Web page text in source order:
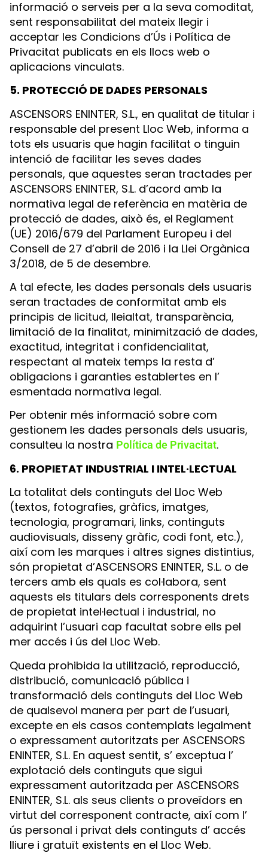
informació o serveis per a la seva comoditat,
sent responsabilitat del mateix llegir i
acceptar les Condicions d’Ús i Política de
Privacitat publicats en els llocs web o
aplicacions vinculats.
5. PROTECCIÓ DE DADES PERSONALS
ASCENSORS ENINTER, S.L., en qualitat de titular i
responsable del present Lloc Web, informa a
tots els usuaris que hagin facilitat o tinguin
intenció de facilitar les seves dades
personals, que aquestes seran tractades per
ASCENSORS ENINTER, S.L. d’acord amb la
normativa legal de referència en matèria de
protecció de dades, això és, el Reglament
(UE) 2016/679 del Parlament Europeu i del
Consell de 27 d’abril de 2016 i la Llei Orgànica
3/2018, de 5 de desembre.
A tal efecte, les dades personals dels usuaris
seran tractades de conformitat amb els
principis de licitud, lleialtat, transparència,
limitació de la finalitat, minimització de dades,
exactitud, integritat i confidencialitat,
respectant al mateix temps la resta d’
obligacions i garanties establertes en l’
esmentada normativa legal.
Per obtenir més informació sobre com
gestionem les dades personals dels usuaris,
consulteu la nostra Política de Privacitat.
6. PROPIETAT INDUSTRIAL I INTEL·LECTUAL
La totalitat dels continguts del Lloc Web
(textos, fotografies, gràfics, imatges,
tecnologia, programari, links, continguts
audiovisuals, disseny gràfic, codi font, etc.),
així com les marques i altres signes distintius,
són propietat d’ASCENSORS ENINTER, S.L. o de
tercers amb els quals es col·labora, sent
aquests els titulars dels corresponents drets
de propietat intel·lectual i industrial, no
adquirint l’usuari cap facultat sobre ells pel
mer accés i ús del Lloc Web.
Queda prohibida la utilització, reproducció,
distribució, comunicació pública i
transformació dels continguts del Lloc Web
de qualsevol manera per part de l’usuari,
excepte en els casos contemplats legalment
o expressament autoritzats per ASCENSORS
ENINTER, S.L. En aquest sentit, s’ exceptua l’
explotació dels continguts que sigui
expressament autoritzada per ASCENSORS
ENINTER, S.L. als seus clients o proveïdors en
virtut del corresponent contracte, així com l’
ús personal i privat dels continguts d’ accés
lliure i gratuït existents en el Lloc Web.